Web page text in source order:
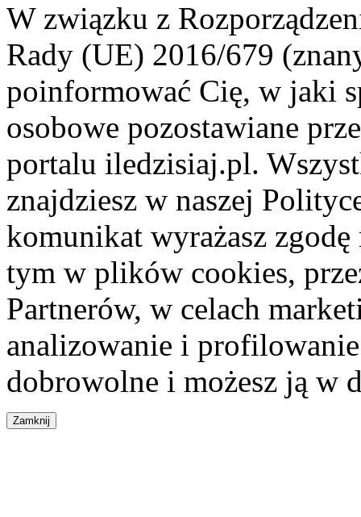
W związku z
Rady (UE) 2016/679
poinformować Cię, w jaki
osobowe pozostawiane
portalu iledzisiaj.pl.
znajdziesz w naszej
komunikat wyrażasz
tym w plików cookies,
Partnerów, w celach
analizowanie i
dobrowolne i możesz ją w